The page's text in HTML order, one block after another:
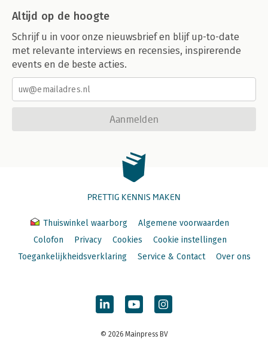
Altijd op de hoogte
Schrijf u in voor onze nieuwsbrief en blijf up-to-date
met relevante interviews en recensies, inspirerende
events en de beste acties.
Aanmelden
PRETTIG KENNIS MAKEN
Thuiswinkel waarborg
Algemene voorwaarden
Colofon
Privacy Cookies
Cookie instellingen
Toegankelijkheidsverklaring
Service & Contact Over ons
© 2026 Mainpress BV